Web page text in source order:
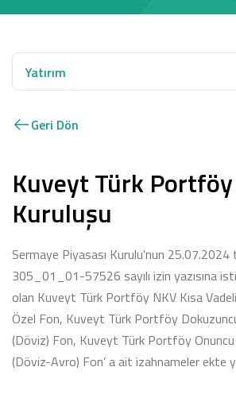
Yatırım
Geri Dön
Kuveyt Türk
Kuruluşu
Sermaye Piyasası Kurulu'nun
305_01_01-57526 sayılı izin yazısına
olan Kuveyt Türk Portföy NKV Kısa
Özel Fon, Kuveyt Türk Portföy
(Döviz) Fon, Kuveyt Türk Portföy Onuncu
(Döviz-Avro) Fon’ a ait izahnameler ekte